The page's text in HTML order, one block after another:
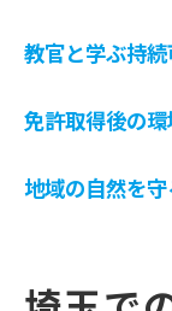
教官と学ぶ持
免許取得後の
地域の自然を